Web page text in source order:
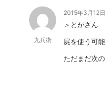
九兵衛
2015年3月12
＞とがさん
屍を使う可
ただまだ次